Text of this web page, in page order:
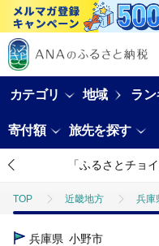
カテゴリ 地域 ラン
寄付額 旅先を探す
「ふるさとチョ
TOP 近畿地方 兵庫
TOP
兵庫県 小野市